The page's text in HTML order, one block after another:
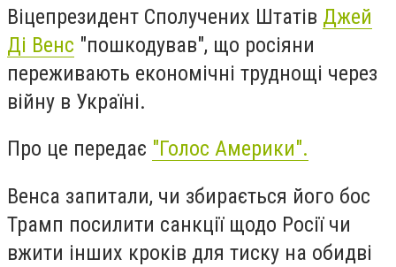
Віцепрезидент Сполучених Штатів Джей
Ді Венс "пошкодував", що росіяни
переживають економічні труднощі через
війну в Україні.
Про це передає "Голос Америки".
Венса запитали, чи збирається його бос
Трамп посилити санкції щодо Росії чи
вжити інших кроків для тиску на обидві